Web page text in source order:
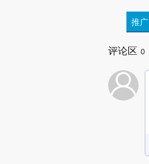
推广
评论区 0